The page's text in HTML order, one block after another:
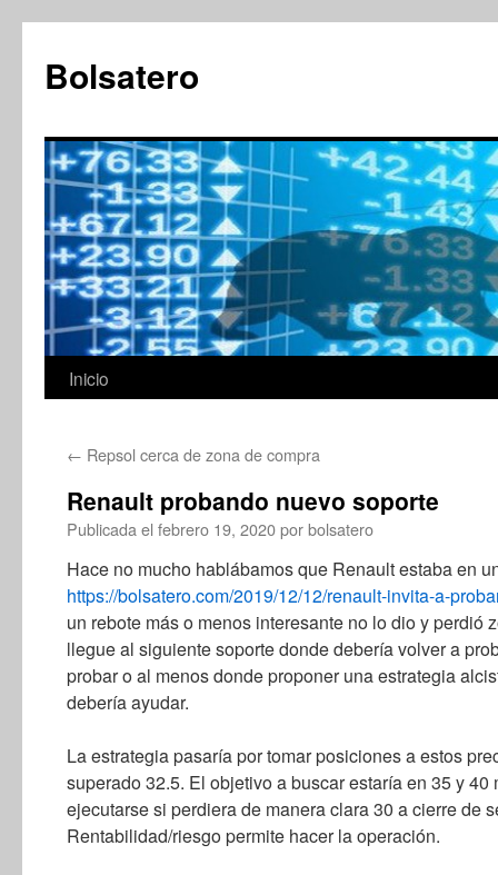
contenido
Bolsatero
Inicio
← Repsol cerca de zona de compra
Renault probando nuevo soporte
Publicada el febrero 19, 2020porbolsatero
Hace no mucho hablábamos que Renault estaba en
https://bolsatero.com/2019/12/12/renault-invita-a-
un rebote más o menos interesante no lo dio y perdió
llegue al siguiente soporte donde debería volver a
probar o al menos donde proponer una estrategia
debería ayudar.
La estrategia pasaría por tomar posiciones a estos
superado 32.5. El objetivo a buscar estaría en 35 y
ejecutarse si perdiera de manera clara 30 a cierre de
Rentabilidad/riesgo permite hacer la operación.